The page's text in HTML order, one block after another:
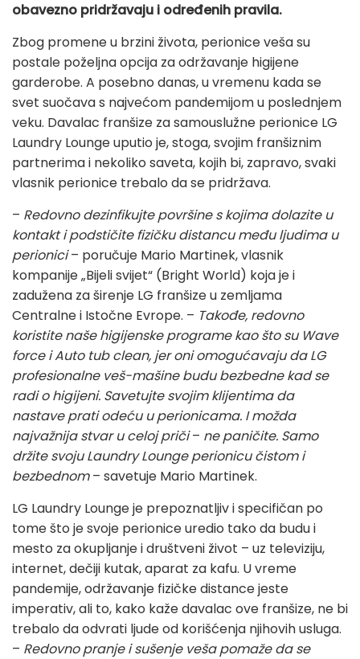
obavezno pridržavaju i određenih pravila.
Zbog promene u brzini života, perionice veša su
postale poželjna opcija za održavanje higijene
garderobe. A posebno danas, u vremenu kada se
svet suočava s najvećom pandemijom u poslednjem
veku. Davalac franšize za samouslužne perionice LG
Laundry Lounge uputio je, stoga, svojim franšiznim
partnerima i nekoliko saveta, kojih bi, zapravo, svaki
vlasnik perionice trebalo da se pridržava.
– Redovno dezinfikujte površine s kojima dolazite u
kontakt i podstičite fizičku distancu među ljudima u
perionici– poručuje Mario Martinek, vlasnik
kompanije „Bijeli svijet“ (Bright World) koja je i
zadužena za širenje LG franšize u zemljama
Centralne i Istočne Evrope. – Takođe, redovno
koristite naše higijenske programe kao što su Wave
force i Auto tub clean, jer oni omogućavaju da LG
profesionalne veš-mašine budu bezbedne kad se
radi o higijeni. Savetujte svojim klijentima da
nastave prati odeću u perionicama. I možda
najvažnija stvar u celoj priči– ne paničite. Samo
držite svoju Laundry Lounge perionicu čistom i
bezbednom– savetuje Mario Martinek.
LG Laundry Lounge je prepoznatljiv i specifičan po
tome što je svoje perionice uredio tako da budu i
mesto za okupljanje i društveni život – uz televiziju,
internet, dečiji kutak, aparat za kafu. U vreme
pandemije, održavanje fizičke distance jeste
imperativ, ali to, kako kaže davalac ove franšize, ne bi
trebalo da odvrati ljude od korišćenja njihovih usluga.
– Redovno pranje i sušenje veša pomaže da se